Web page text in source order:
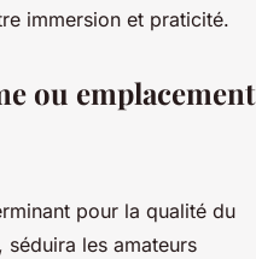
immersion et praticité.
ou emplacement
pour la qualité du
, séduira les amateurs